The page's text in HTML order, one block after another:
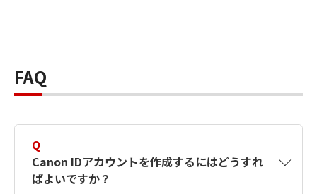
FAQ
Q
Canon IDアカウントを作成するにはどうすれ
ばよいですか？